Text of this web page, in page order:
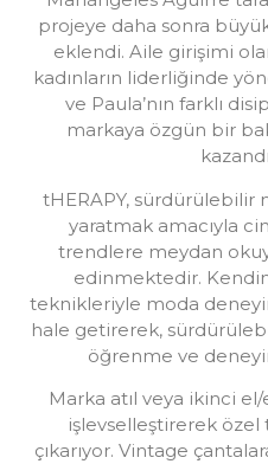
projeye daha sonra
eklendi. Aile girişimi
kadınların liderliğinde
ve Paula’nın farklı
markaya özgün bir
tHERAPY, sürdürülebilir
yaratmak amacıyla
trendlere meydan
edinmektedir.
teknikleriyle moda
hale getirerek,
öğrenme ve
Marka atıl veya ikinci
işlevselleştirerek özel
çıkarıyor. Vintage